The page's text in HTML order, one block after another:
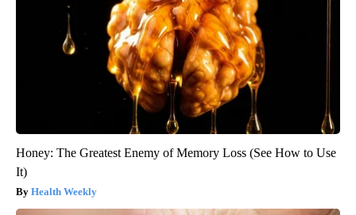
Honey: The Greatest Enemy of Memory Loss (See How to Use
It)
Health Weekly